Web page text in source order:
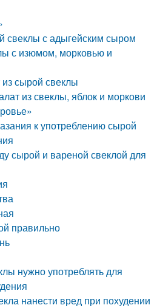
свеклы с адыгейским сыром
с изюмом, морковью и
сырой свеклы
из свеклы, яблок и моркови
к употреблению сырой
сырой и вареной свеклой для
правильно
нужно употреблять для
нанести вред при похудении